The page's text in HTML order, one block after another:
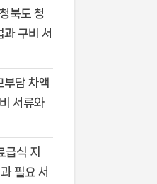
북도 청
구비 서
부담 차액
서류와
급식 지
필요 서